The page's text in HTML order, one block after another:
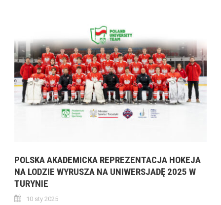
POLSKA AKADEMICKA REPREZENTACJA HOKEJA
NA LODZIE WYRUSZA NA UNIWERSJADĘ 2025 W
TURYNIE
10 sty 2025